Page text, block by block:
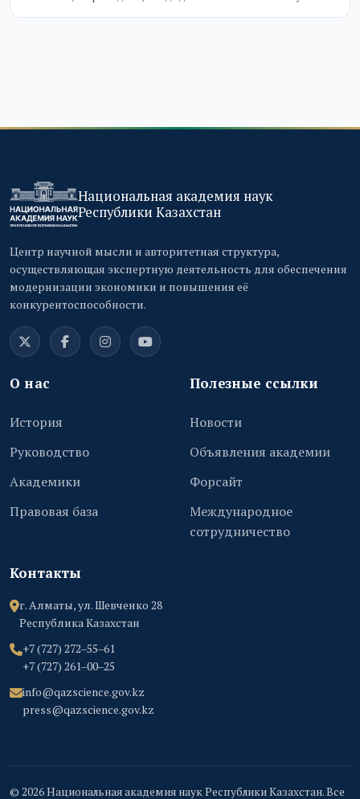
Национальная академия наук
Республики Казахстан
Центр научной мысли и авторитетная структура,
осуществляющая экспертную деятельность для обеспечения
модернизации экономики и повышения её
конкурентоспособности.
О нас
История
Руководство
Академики
Правовая база
Полезные ссылки
Новости
Объявления академии
Форсайт
Международное
сотрудничество
Контакты
г. Алматы, ул. Шевченко 28
Республика Казахстан
+7 (727) 272‒55‒61
+7 (727) 261‒00‒25
info@qazscience.gov.kz
press@qazscience.gov.kz
© 2026 Национальная академия наук Республики Казахстан. Все